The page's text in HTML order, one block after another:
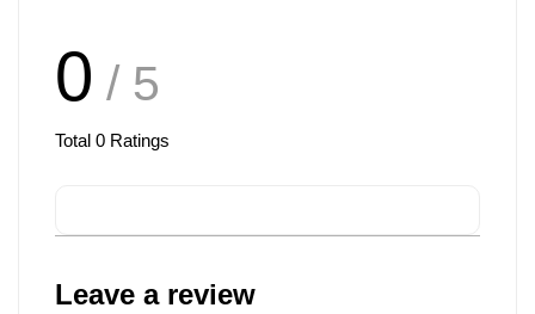
0 / 5
Total 0 Ratings
Leave a review